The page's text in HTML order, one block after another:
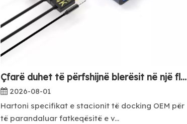
Çfarë duhet të përfshijnë blerësit në një fletë të specifikimeve të stacionit të kyçjes OEM?
2026-08-01
Hartoni specifikat e stacionit të docking OEM për
të parandaluar fatkeqësitë e v...